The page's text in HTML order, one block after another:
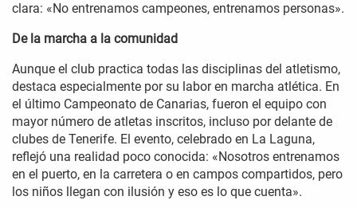
clara: «No entrenamos campeones, entrenamos personas».
De la marcha a la comunidad
Aunque el club practica todas las disciplinas del atletismo,
destaca especialmente por su labor en marcha atlética. En
el último Campeonato de Canarias, fueron el equipo con
mayor número de atletas inscritos, incluso por delante de
clubes de Tenerife. El evento, celebrado en La Laguna,
reflejó una realidad poco conocida: «Nosotros entrenamos
en el puerto, en la carretera o en campos compartidos, pero
los niños llegan con ilusión y eso es lo que cuenta».